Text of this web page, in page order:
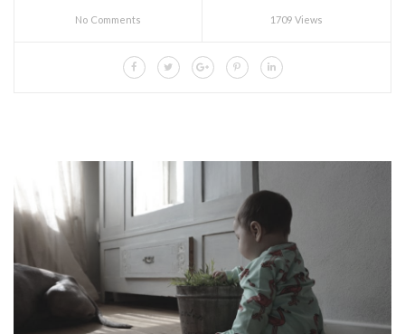
No Comments 1709 Views